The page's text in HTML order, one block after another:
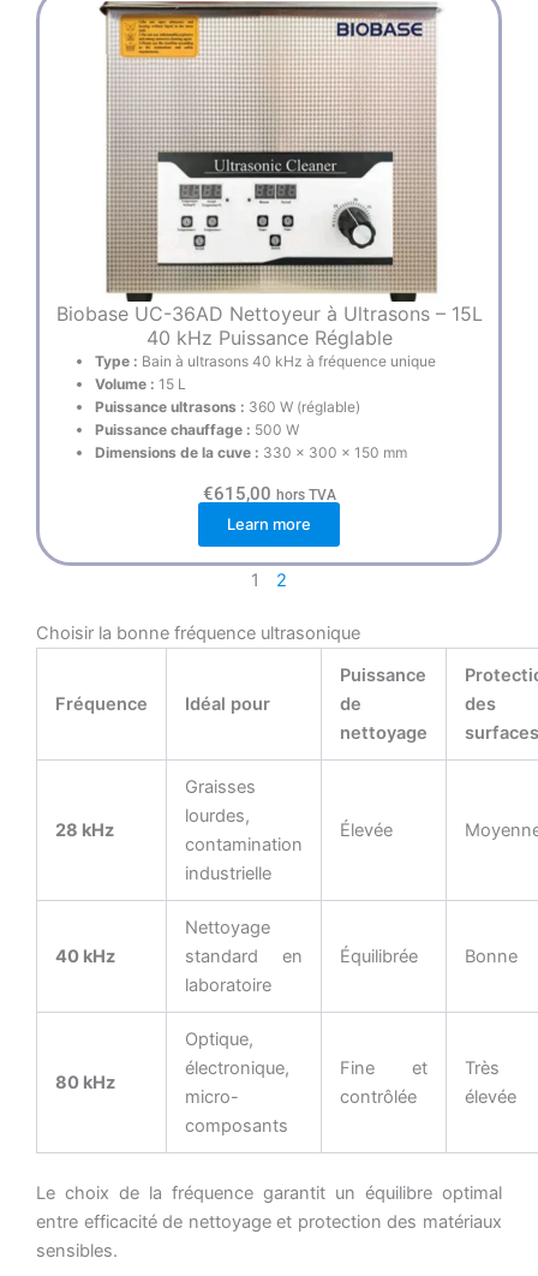
Biobase UC-36AD Nettoyeur à Ultrasons – 15L
40 kHz Puissance Réglable
Type : Bain à ultrasons 40 kHz à fréquence unique
Volume : 15 L
Puissance ultrasons : 360 W (réglable)
Puissance chauffage : 500 W
Dimensions de la cuve : 330 × 300 × 150 mm
€615,00 hors TVA
Learn more
1 2
Choisir la bonne fréquence ultrasonique
Fréquence Idéal pour
Puissance
de
nettoyage
des
surfaces
28 kHz
Graisses
lourdes,
contamination
industrielle
Élevée
40 kHz
Nettoyage
standard en
laboratoire
Équilibrée Bonne
80 kHz
Optique,
électronique,
micro-
composants
Fine et
contrôlée
Très
élevée
Le choix de la fréquence garantit un équilibre optimal
entre efficacité de nettoyage et protection des matériaux
sensibles.